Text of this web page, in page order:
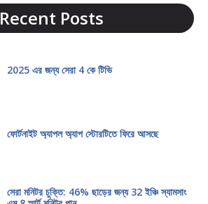
Recent Posts
2025 এর জন্য সেরা 4 কে টিভি
ফোর্টনাইট অ্যাপল অ্যাপ স্টোরটিতে ফিরে আসছে
সেরা মনিটর চুক্তি: 46% ছাড়ের জন্য 32 ইঞ্চি স্যামসাং